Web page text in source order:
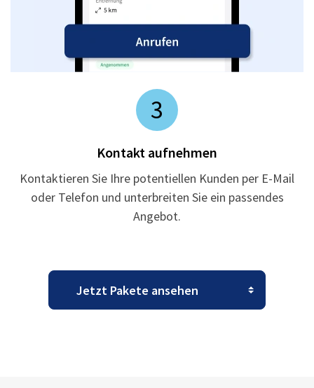
3
Kontakt aufnehmen
Kontaktieren Sie Ihre potentiellen Kunden per E-Mail
oder Telefon und unterbreiten Sie ein passendes
Angebot.